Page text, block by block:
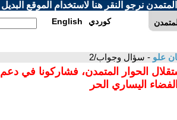
نرجو النقر هنا لاستخدام الموقع البديل
English كوردي
علو - سؤال وجواب/2
الحوار المتمدن، فشاركونا في دعم
اليساري الحر